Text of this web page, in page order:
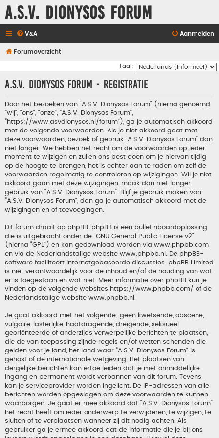
A.S.V. Dionysos Forum
V&A Aanmelden
Forumoverzicht
Taal:
A.S.V. Dionysos Forum - Registratie
Door het bezoeken van “A.S.V. Dionysos Forum” (hierna genoemd
“wij”, “ons”, “onze”, “A.S.V. Dionysos Forum”,
“https://www.asvdionysos.nl/forum”), ga je automatisch akkoord
met de volgende voorwaarden. Als je niet akkoord gaat met
deze voorwaarden, bezoek of gebruik “A.S.V. Dionysos Forum” dan
niet langer. We hebben het recht om de voorwaarden op ieder
moment te wijzigen en zullen ons best doen om je hiervan tijdig
op de hoogte te brengen, het is echter aan te raden om zelf de
voorwaarden regelmatig te controleren op wijzigingen. Wil je niet
akkoord gaan met deze wijzigingen, maak dan niet langer
gebruik van “A.S.V. Dionysos Forum”. Blijf je gebruik maken van
“A.S.V. Dionysos Forum”, dan ga je automatisch akkoord met de
wijzigingen en of toevoegingen.
Dit forum draait op phpBB. phpBB is een bulletinboardoplossing
die is uitgebracht onder de “GNU General Public License v2”
(hierna “GPL”) en kan gedownload worden via www.phpbb.com
en via de Nederlandstalige website www.phpbb.nl . De phpBB-
software faciliteert internetgebaseerde discussies. phpBB Limited
is niet verantwoordelijk voor de inhoud en/of de houding van wat
er is toegestaan en wat niet. Meer informatie over phpBB kun je
vinden op de volgende websites https://www.phpbb.com/ of de
Nederlandstalige website www.phpbb.nl
Je gaat akkoord met het volgende: geen kwetsende, obscene,
vulgaire, lasterlijke, haatdragende, dreigende, seksueel
georiënteerde of anderzijds verwerpelijke berichten te plaatsen,
die de van toepassing zijnde regels en/of wetten schenden die
gelden voor je land, het land waar “A.S.V. Dionysos Forum” is
gehost of de internationale wetgeving. Het plaatsen van
dergelijke berichten kan ertoe leiden dat je met onmiddellijke
ingang en permanent wordt verbannen van dit forum. Tevens
kan je serviceprovider worden ingelicht. De IP-adressen van alle
berichten worden opgeslagen om deze voorwaarden te kunnen
waarborgen. Je gaat er mee akkoord dat “A.S.V. Dionysos Forum”
het recht heeft om ieder onderwerp te verwijderen, te wijzigen, te
sluiten of te verplaatsen wanneer zij dit nodig achten. Als
gebruiker ga je ermee akkoord dat de informatie die je bij ons